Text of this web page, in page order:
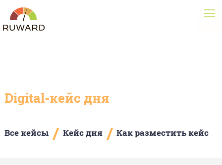
Digital-кейс дня
Все кейсы / Кейс дня / Как разместить кейс